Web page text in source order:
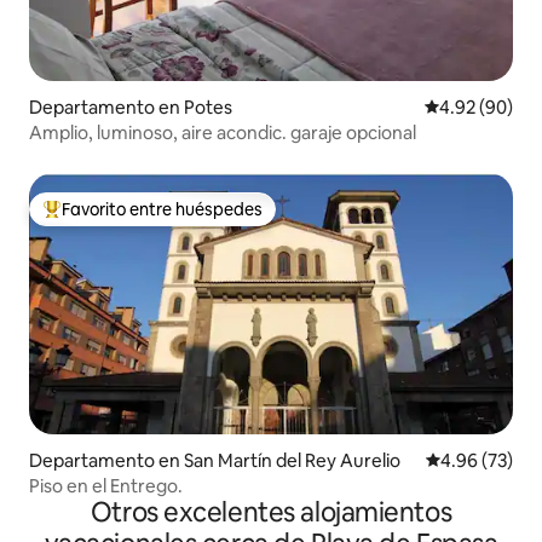
Departamento en Potes Calificación
4.92 (90)
Amplio, luminoso, aire acondic. garaje opcional
De los mejores en Favorito entre huéspedes
Favorito entre huéspedes
Departamento en San Martín del Rey Aurelio Calificación
4.96 (73)
Piso en el Entrego.
Otros excelentes alojamientos